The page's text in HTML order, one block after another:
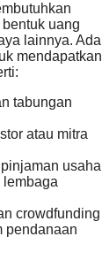
uang
lainnya. Ada
mendapatkan
tabungan
atau mitra
usaha
lembaga
crowdfunding
pendanaan